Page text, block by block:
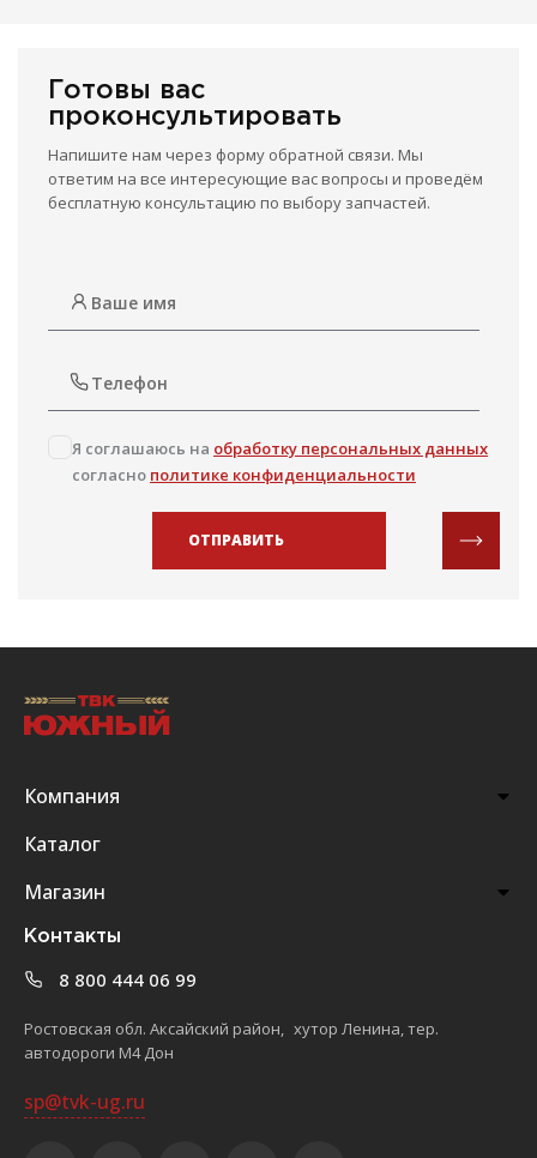
Готовы вас
проконсультировать
Напишите нам через форму обратной связи. Мы
ответим на все интересующие вас вопросы и проведём
бесплатную консультацию по выбору запчастей.
Я соглашаюсь на обработку персональных данных
согласно политике конфиденциальности
ОТПРАВИТЬ
Компания
Каталог
Магазин
Контакты
8 800 444 06 99
Ростовская обл. Аксайский район, хутор Ленина, тер.
автодороги М4 Дон
sp@tvk-ug.ru